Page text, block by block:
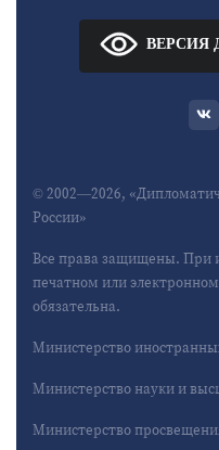
ВЕРСИЯ
© 2002—2026,
России»
Все права защищены. При
печатном или
обязательна.
Министерство
Министерство науки и
Министерство